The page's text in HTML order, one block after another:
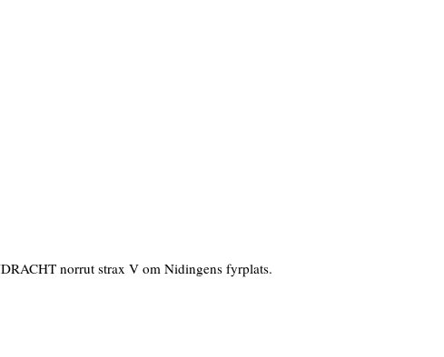
norrut strax V om Nidingens fyrplats.